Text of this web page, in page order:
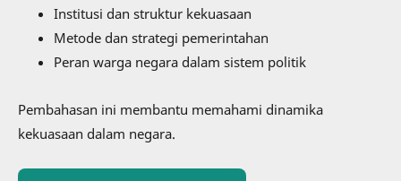
Institusi dan struktur kekuasaan
Metode dan strategi pemerintahan
Peran warga negara dalam sistem politik
Pembahasan ini membantu memahami dinamika
kekuasaan dalam negara.